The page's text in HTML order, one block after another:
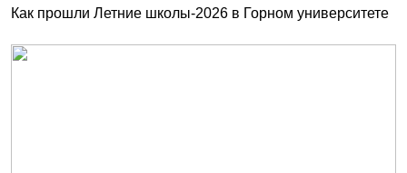
Как прошли Летние школы-2026 в Горном университете